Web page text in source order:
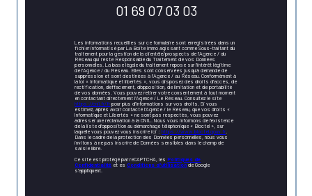
01 69 07 03 03
Les informations recueillies sur ce formulaire sont enregistrées dans un
fichier informatisé par La Boite Immo agissant comme Sous-traitant du
traitement pour la gestion de la clientèle/prospects de l'Agence / du
Réseau qui reste Responsable du Traitement de vos Données
personnelles. La base légale du traitement repose sur l'intérêt légitime
de l'Agence / du Réseau. Elles sont conservées jusqu'à demande de
suppression et sont destinées à l'Agence / au Réseau. Conformément à
la loi « informatique et libertés », vous disposez des droits d’accès, de
rectification, d’effacement, d’opposition, de limitation et de portabilité
de vos données. Vous pouvez retirer votre consentement à tout moment
en contactant directement l’Agence / Le Réseau. Consultez le site
https://cnil.fr/frpour plus d’informations sur vos droits. Si vous
estimez, après avoir contacté l'Agence / le Réseau, que vos droits «
Informatique et Libertés » ne sont pas respectés, vous pouvez
adresser une réclamation à la CNIL. Nous vous informons de l’existence
de la liste d'opposition au démarchage téléphonique « Bloctel », sur
laquelle vous pouvez vous inscrire ici :https://www.bloctel.gouv.fr.
Dans le cadre de la protection des Données personnelles, nous vous
invitons à ne pas inscrire de Données sensibles dans le champ de
saisie libre.
Ce site est protégé par reCAPTCHA, lesPolitiques de
Confidentialité et esConditions d'utilisationde Google
s'appliquent.